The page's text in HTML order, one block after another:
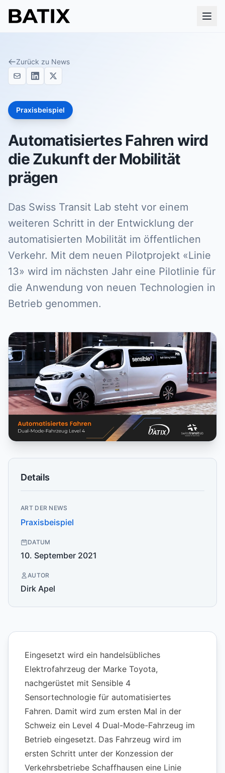
Zurück zu News
Praxisbeispiel
Automatisiertes Fahren wird
die Zukunft der Mobilität
prägen
Das Swiss Transit Lab steht vor einem
weiteren Schritt in der Entwicklung der
automatisierten Mobilität im öffentlichen
Verkehr. Mit dem neuen Pilotprojekt «Linie
13» wird im nächsten Jahr eine Pilotlinie für
die Anwendung von neuen Technologien in
Betrieb genommen.
Details
ART DER NEWS
Praxisbeispiel
DATUM
10. September 2021
AUTOR
Dirk Apel
Eingesetzt wird ein handelsübliches
Elektrofahrzeug der Marke Toyota,
nachgerüstet mit Sensible 4
Sensortechnologie für automatisiertes
Fahren. Damit wird zum ersten Mal in der
Schweiz ein Level 4 Dual-Mode-Fahrzeug im
Betrieb eingesetzt. Das Fahrzeug wird im
ersten Schritt unter der Konzession der
Verkehrsbetriebe Schaffhausen eine Linie